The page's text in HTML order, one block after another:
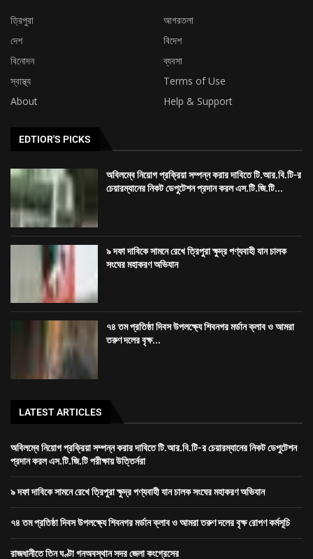
ত্রিপুরা
আগরতলা
দেশ
বিদেশ
বিনোদন
ব্যবসা
স্বাস্থ্য
Terms of Use
About
Help & Support
EDTIOR'S PICKS
অবিলম্বে নিয়োগ প্রক্রিয়া সম্পন্ন করার দাবিতে টি.আর.বি.টি-র
চেয়ারম্যানের নিকট ডেপুটেশন প্রদান করল এস.টি.জি.টি...
৯ দফা দাবিকে সামনে রেখে ত্রিপুরা ক্ষুদ্র পণ্যবাহী যান চালক
সংঘের মহাকরণ অভিযান
৭৪ তম প্রতিষ্ঠা দিবস উপলক্ষ্যে শিবনগর মর্ডান ক্লাব ও আমরা
তরুণ দলের বৃক্ষ...
LATEST ARTICLES
অবিলম্বে নিয়োগ প্রক্রিয়া সম্পন্ন করার দাবিতে টি.আর.বি.টি-র চেয়ারম্যানের নিকট ডেপুটেশন
প্রদান করল এস.টি.জি.টি পরীক্ষায় উত্তির্নরা
৯ দফা দাবিকে সামনে রেখে ত্রিপুরা ক্ষুদ্র পণ্যবাহী যান চালক সংঘের মহাকরণ অভিযান
৭৪ তম প্রতিষ্ঠা দিবস উপলক্ষ্যে শিবনগর মর্ডান ক্লাব ও আমরা তরুণ দলের বৃক্ষ রোপণ কর্মসূচি
রাজধানীতে তিন ঘণ্টা গনঅবস্থান সদর জেলা কংগ্রেসের